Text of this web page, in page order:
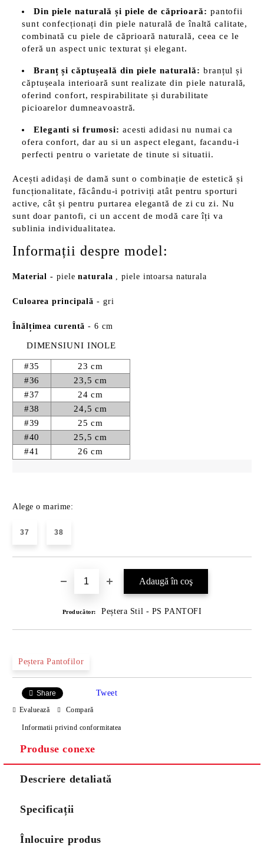
Din piele naturală și piele de căprioară: pantofii
sunt confecționați din piele naturală de înaltă calitate,
combinată cu piele de căprioară naturală, ceea ce le
oferă un aspect unic texturat și elegant.
Branț și căptușeală din piele naturală: branțul și
căptușeala interioară sunt realizate din piele naturală,
oferind confort, respirabilitate și durabilitate
picioarelor dumneavoastră.
Eleganti si frumosi: acesti adidasi nu numai ca
ofera confort, dar au si un aspect elegant, facandu-i
perfecti pentru o varietate de tinute si situatii.
Acești adidași de damă sunt o combinație de estetică și
funcționalitate, făcându-i potriviți atât pentru sporturi
active, cât și pentru purtarea elegantă de zi cu zi. Nu
sunt doar pantofi, ci un accent de modă care îți va
sublinia individualitatea.
Informații despre model:
Material - pielenaturala , piele intoarsa naturala
Culoarea principală - gri
Înălțimea curentă - 6 cm
DIMENSIUNI INOLE
#35
23 cm
#36
23,5 cm
#37
24 cm
#38
24,5 cm
#39
25 cm
#40
25,5 cm
#41
26 cm
Alege o marime:
37 38
Producător: Peștera Stil - PS PANTOFI
Peștera Pantofilor
Share Tweet
Evaluează Compară
Informatii privind conformitatea
Produse conexe
Descriere detaliată
Specificații
Înlocuire produs